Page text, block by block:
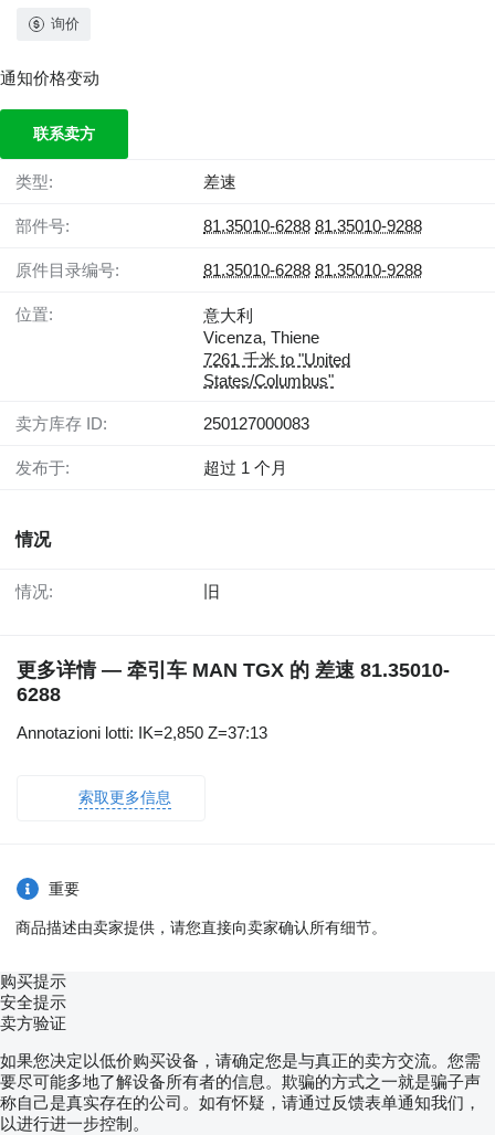
询价
通知价格变动
联系卖方
类型: 差速
部件号: 81.35010-6288 81.35010-9288
原件目录编号: 81.35010-6288 81.35010-9288
位置:
意大利
Vicenza, Thiene
7261 千米 to "United
States/Columbus"
卖方库存 ID: 250127000083
发布于: 超过 1 个月
情况
情况: 旧
更多详情 — 牵引车 MAN TGX 的 差速 81.35010-
6288
Annotazioni lotti: IK=2,850 Z=37:13
索取更多信息
重要
商品描述由卖家提供，请您直接向卖家确认所有细节。
购买提示
安全提示
卖方验证
如果您决定以低价购买设备，请确定您是与真正的卖方交流。您需
要尽可能多地了解设备所有者的信息。欺骗的方式之一就是骗子声
称自己是真实存在的公司。如有怀疑，请通过反馈表单通知我们，
以进行进一步控制。